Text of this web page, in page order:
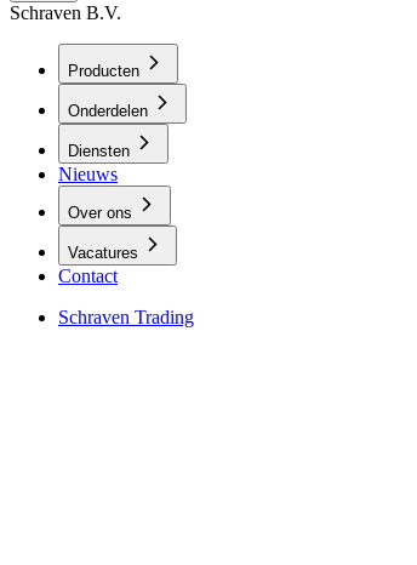
Schraven B.V.
Producten
Onderdelen
Diensten
Nieuws
Over ons
Vacatures
Contact
Schraven Trading